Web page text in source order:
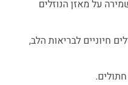
על מאזן הנוזלים
חיוניים לבריאות הלב,